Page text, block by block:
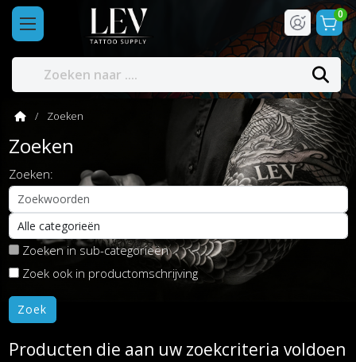
0
Zoeken
Zoeken
Zoeken:
Zoeken in sub-categorieën
Zoek ook in productomschrijving
Producten die aan uw zoekcriteria voldoen